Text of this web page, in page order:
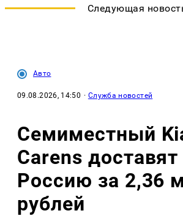
Следующая
Авто
09.08.2026, 14:50 · Служба новостей
Семиместный
Carens доставят
Россию за 2,36
рублей